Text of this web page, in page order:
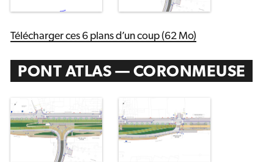
Télécharger ces 6 plans d’un coup (62 Mo)
PONT ATLAS — CORONMEUSE